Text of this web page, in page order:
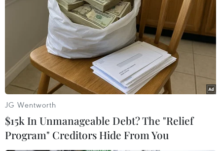
Theo dõi VietnamPlus
TIN LIÊN QUAN
JG Wentworth
$15k In Unmanageable Debt? The "Relief
Program" Creditors Hide From You